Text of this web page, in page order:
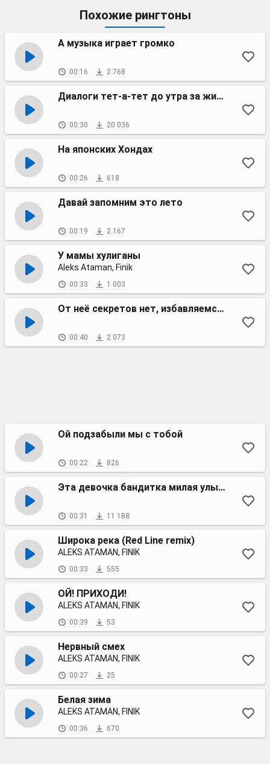
Похожие рингтоны
А музыка играет громко
00:16 2 768
Диалоги тет-а-тет до утра за жили-были
00:30 20 036
На японских Хондах
00:26 618
Давай запомним это лето
00:19 2 167
У мамы хулиганы
Aleks Ataman, Finik
00:33 1 003
От неё секретов нет, избавляемся от пыли
00:40 2 073
Ой подзабыли мы с тобой
00:22 826
Эта девочка бандитка милая улыбка
00:31 11 188
Широка река (Red Line remix)
ALEKS ATAMAN, FINIK
00:33 555
ОЙ! ПРИХОДИ!
ALEKS ATAMAN, FINIK
00:39 53
Нервный смех
ALEKS ATAMAN, FINIK
00:27 25
Белая зима
ALEKS ATAMAN, FINIK
00:36 670